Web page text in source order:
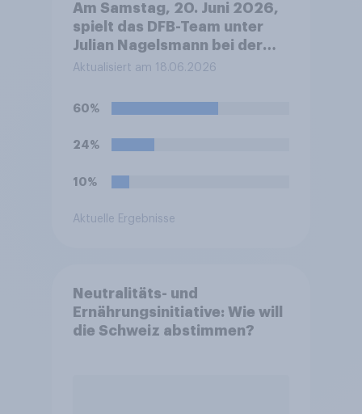
Am Samstag, 20. Juni 2026,
spielt das DFB-Team unter
Julian Nagelsmann bei der
Fußball-WM sein zweites
Elfenbeinküste. Was glauben
Sie, wie das Spiel ausgehen
wird?
Aktualisiert am 18.06.2026
60%
24%
10%
Aktuelle Ergebnisse
Neutralitäts- und
Ernährungsinitiative: Wie will
die Schweiz abstimmen?